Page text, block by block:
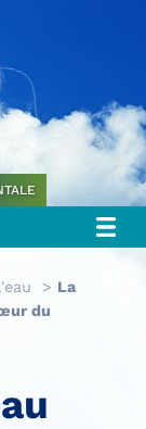
La
du